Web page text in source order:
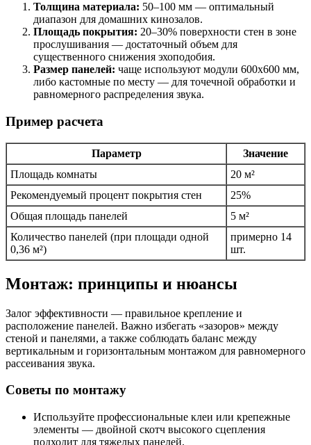
Толщина материала: 50–100 мм — оптимальный
диапазон для домашних кинозалов.
Площадь покрытия: 20–30% поверхности стен в зоне
прослушивания — достаточный объем для
существенного снижения эхоподобия.
Размер панелей: чаще используют модули 600х600 мм,
либо кастомные по месту — для точечной обработки и
равномерного распределения звука.
Пример расчета
Параметр
Значение
Площадь комнаты
20 м²
Рекомендуемый процент покрытия стен
25%
Общая площадь панелей
5 м²
Количество панелей (при площади одной
0,36 м²)
примерно 14
шт.
Монтаж: принципы и нюансы
Залог эффективности — правильное крепление и
расположение панелей. Важно избегать «зазоров» между
стеной и панелями, а также соблюдать баланс между
вертикальным и горизонтальным монтажом для равномерного
рассеивания звука.
Советы по монтажу
Используйте профессиональные клеи или крепежные
элементы — двойной скотч высокого сцепления
подходит для тяжелых панелей.